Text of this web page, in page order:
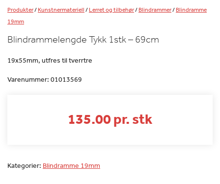
Produkter/Kunstnermateriell/Lerret og tilbehør/Blindrammer/Blindramme
19mm
Blindrammelengde Tykk 1stk – 69cm
19x55mm, utfres til tverrtre
Varenummer: 01013569
135.00 pr. stk
Kategorier: Blindramme 19mm